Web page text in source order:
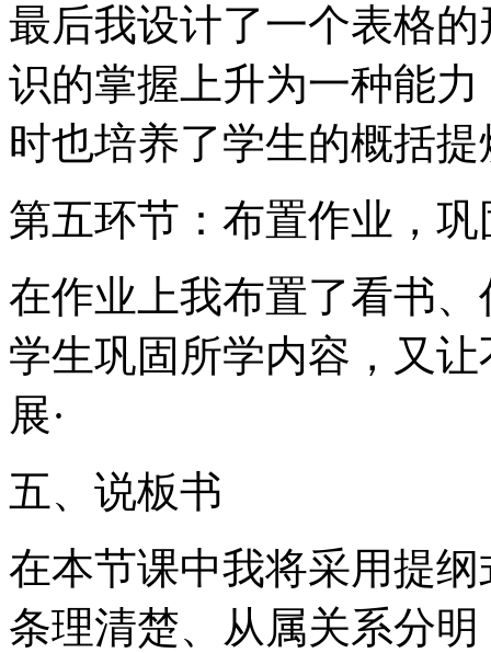
最后我设计了一个表格
识的掌握上升为一种能
时也培养了学生的概括提
第五环节：布置作业，巩
在作业上我布置了看书
学生巩固所学内容，又
展·
五、说板书
在本节课中我将采用提
条理清楚、从属关系分